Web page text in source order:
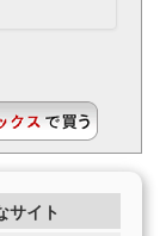
サイト